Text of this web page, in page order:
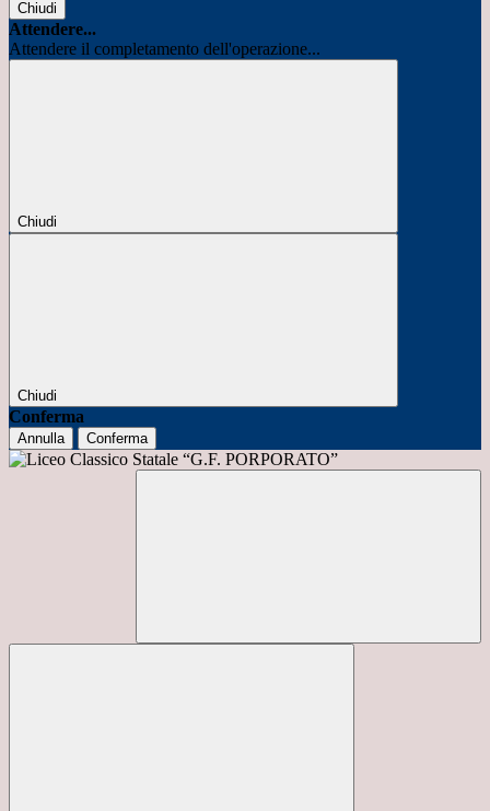
Chiudi
Attendere...
Attendere il completamento dell'operazione...
Chiudi
Chiudi
Conferma
Annulla Conferma